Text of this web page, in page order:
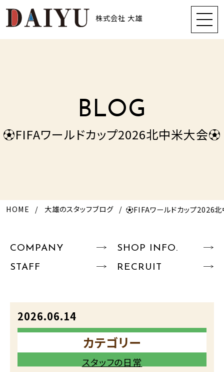
株式会社 大雄
BLOG
⚽FIFAワールドカップ2026北中米大会⚽
HOME 大雄のスタッフブログ ⚽FIFAワールドカップ2026
COMPANY
SHOP INFO.
STAFF
RECRUIT
2026.06.14
カテゴリー
スタッフの日常